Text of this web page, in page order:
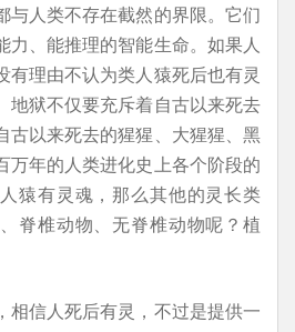
与人类不存在截然的界限。它们
力、能推理的智能生命。如果人
有理由不认为类人猿死后也有灵
地狱不仅要充斥着自古以来死去
古以来死去的猩猩、大猩猩、黑
万年的人类进化史上各个阶段的
猿有灵魂，那么其他的灵长类
脊椎动物、无脊椎动物呢？植
相信人死后有灵，不过是提供一